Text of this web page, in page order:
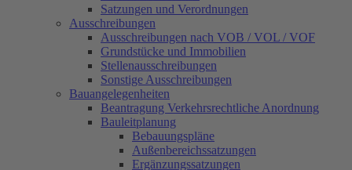
Satzungen und Verordnungen
Ausschreibungen
Ausschreibungen nach VOB / VOL / VOF
Grundstücke und Immobilien
Stellenausschreibungen
Sonstige Ausschreibungen
Bauangelegenheiten
Beantragung Verkehrsrechtliche Anordnung
Bauleitplanung
Bebauungspläne
Außenbereichssatzungen
Ergänzungssatzungen